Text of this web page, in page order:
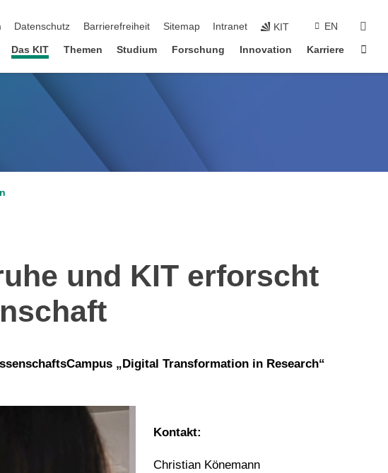
Datenschutz Barrierefreiheit Sitemap Intranet KIT EN
Das KIT Themen Studium Forschung Innovation Karriere
und KIT erforscht
„Digital Transformation in Research“
Kontakt:
Christian Könemann